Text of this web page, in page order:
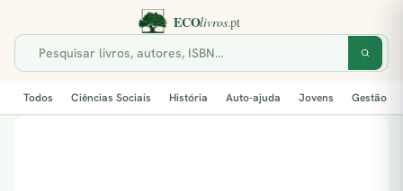
Todos Ciências Sociais História Auto-ajuda Jovens Gestão